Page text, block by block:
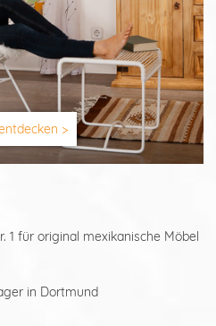
>
1 für original mexikanische Möbel
in Dortmund